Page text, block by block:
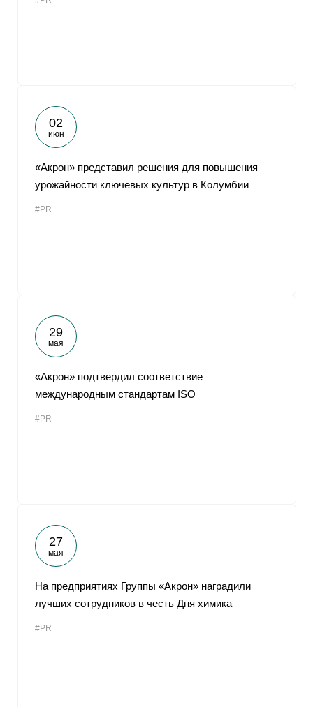
02
июн
«Акрон» представил решения для повышения
урожайности ключевых культур в Колумбии
#PR
29
мая
«Акрон» подтвердил соответствие
международным стандартам ISO
#PR
27
мая
На предприятиях Группы «Акрон» наградили
лучших сотрудников в честь Дня химика
#PR